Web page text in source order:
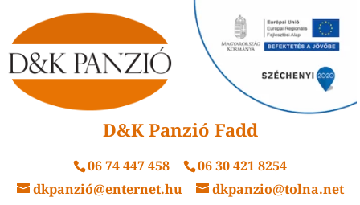
D&K Panzió Fadd
06 74 447 458
06 30 421 8254
dkpanzió@enternet.hu
dkpanzio@tolna.net